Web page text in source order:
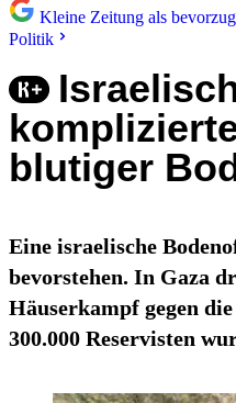
Kleine Zeitung als
Politik
blutiger
Eine israelische
bevorstehen. In Gaza
Häuserkampf gegen
300.000 Reservisten